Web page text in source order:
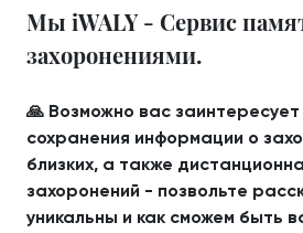
Мы iWALY - Сервис
захоронениями.
🙏 Возможно вас
сохранения информации о
близких, а также
захоронений - позвольте
уникальны и как сможем быть